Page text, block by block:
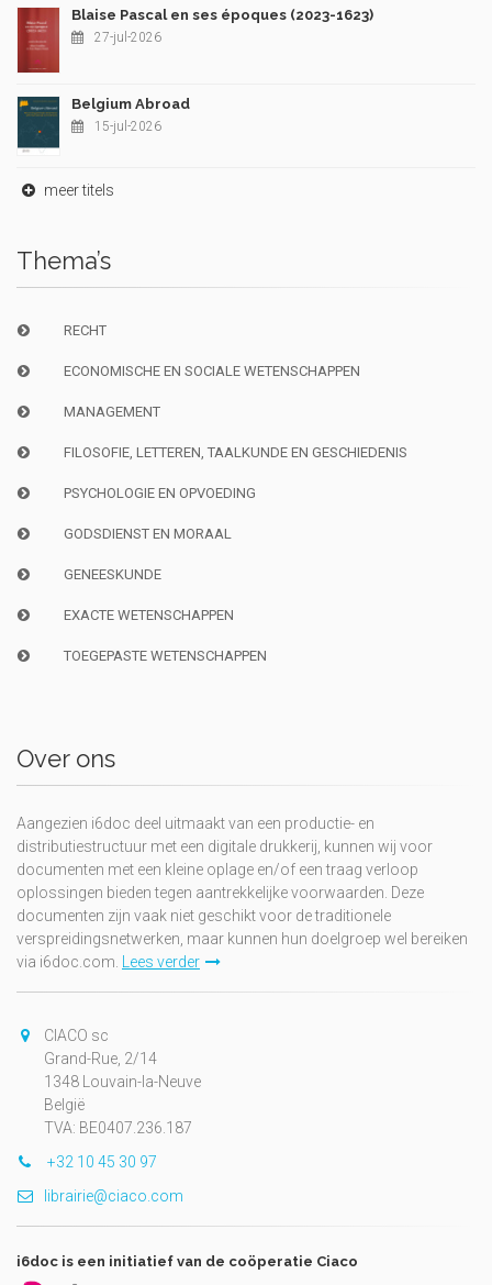
Blaise Pascal en ses époques (2023-1623)
27-jul-2026
Belgium Abroad
15-jul-2026
meer titels
Thema’s
RECHT
ECONOMISCHE EN SOCIALE WETENSCHAPPEN
MANAGEMENT
FILOSOFIE, LETTEREN, TAALKUNDE EN GESCHIEDENIS
PSYCHOLOGIE EN OPVOEDING
GODSDIENST EN MORAAL
GENEESKUNDE
EXACTE WETENSCHAPPEN
TOEGEPASTE WETENSCHAPPEN
Over ons
Aangezien i6doc deel uitmaakt van een productie- en
distributiestructuur met een digitale drukkerij, kunnen wij voor
documenten met een kleine oplage en/of een traag verloop
oplossingen bieden tegen aantrekkelijke voorwaarden. Deze
documenten zijn vaak niet geschikt voor de traditionele
verspreidingsnetwerken, maar kunnen hun doelgroep wel bereiken
via i6doc.com. Lees verder
CIACO sc
Grand-Rue, 2/14
1348 Louvain-la-Neuve
België
TVA: BE0407.236.187
+32 10 45 30 97
librairie@ciaco.com
i6doc is een initiatief van de coöperatie Ciaco